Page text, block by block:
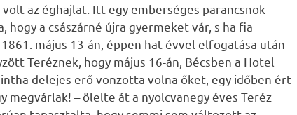
az éghajlat. Itt egy emberséges parancsnok
a császárné újra gyermeket vár, s ha fia
május 13-án, éppen hat évvel elfogatása után
Teréznek, hogy május 16-án, Bécsben a Hotel
delejes erő vonzotta volna őket, egy időben ért
megvárlak! – ölelte át a nyolcvanegy éves Teréz